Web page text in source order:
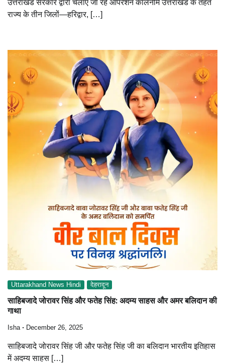
उत्तराखंड सरकार द्वारा चलाए जा रहे ऑपरेशन कालनेमि उत्तराखंड के तहत
राज्य के तीन जिलों—हरिद्वार, […]
Uttarakhand News Hindi देहरादून
साहिबजादे जोरावर सिंह और फतेह सिंह: अदम्य साहस और अमर बलिदान की
गाथा
Isha December 26, 2025
साहिबजादे जोरावर सिंह जी और फतेह सिंह जी का बलिदान भारतीय इतिहास
में अदम्य साहस […]